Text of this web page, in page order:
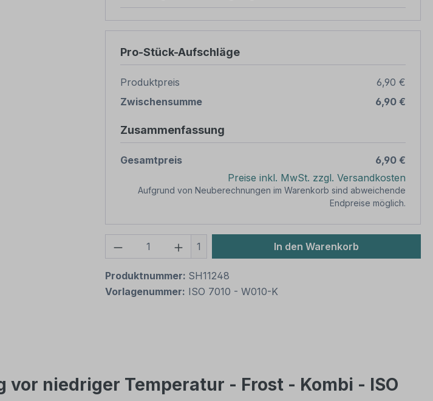
Pro-Stück-Aufschläge
Produktpreis
6,90 €
Zwischensumme
6,90 €
Zusammenfassung
Gesamtpreis
6,90 €
Preise inkl. MwSt. zzgl. Versandkosten
Aufgrund von Neuberechnungen im Warenkorb sind abweichende
Endpreise möglich.
Produkt Anzahl: Gib den gewünschten Wert
1 In den Warenkorb
Produktnummer: SH11248
Vorlagenummer: ISO 7010 - W010-K
niedriger Temperatur - Frost - Kombi - ISO